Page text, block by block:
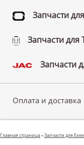
Запчасти
Запчасти для
Запчасти
Оплата и доставка
Главная страница»Запчасти для